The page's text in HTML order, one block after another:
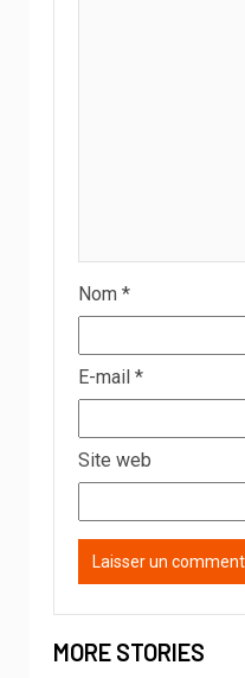
Nom *
E-mail *
Site web
MORE STORIES